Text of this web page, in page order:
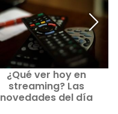
¿Qué ver hoy en
streaming? Las
novedades del día